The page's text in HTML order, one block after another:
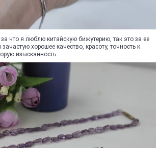
что я люблю китайскую бижутерию, так это за ее
хорошее качество, красоту, точность к
изысканность.